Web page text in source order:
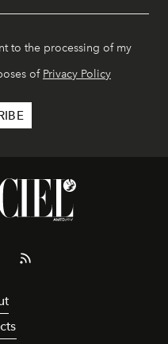
to the processing of my
of Privacy Policy